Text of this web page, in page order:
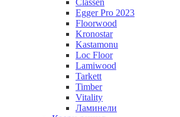
Classen
Egger Pro 2023
Floorwood
Kronostar
Kastamonu
Loc Floor
Lamiwood
Tarkett
Timber
Vitality
Ламинели